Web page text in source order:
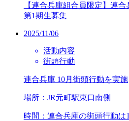
【連合兵庫組合員限定】連
第1期生募集
2025/11/06
活動内容
街頭行動
連合兵庫 10月街頭行動を実施
場所：JR元町駅東口南側
時間：連合兵庫の街頭行動は